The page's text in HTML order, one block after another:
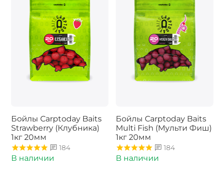
Бойлы Carptoday Baits
Strawberry (Клубника)
1кг 20мм
184
В наличии
Бойлы Carptoday Baits
Multi Fish (Мульти Фиш)
1кг 20мм
184
В наличии